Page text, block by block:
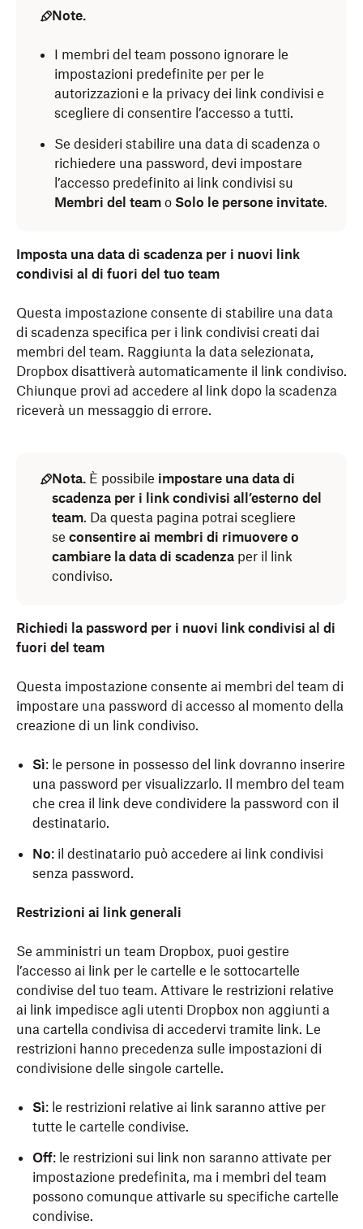
Note.
I membri del team possono ignorare le
impostazioni predefinite per per le
autorizzazioni e la privacy dei link condivisi e
scegliere di consentire l’accesso a tutti.
Se desideri stabilire una data di scadenza o
richiedere una password, devi impostare
l’accesso predefinito ai link condivisi su
Membri del team o Solo le persone invitate.
Imposta una data di scadenza per i nuovi link
condivisi al di fuori del tuo team
Questa impostazione consente di stabilire una data
di scadenza specifica per i link condivisi creati dai
membri del team. Raggiunta la data selezionata,
Dropbox disattiverà automaticamente il link condiviso.
Chiunque provi ad accedere al link dopo la scadenza
riceverà un messaggio di errore.
Nota. È possibile impostare una data di
scadenza per i link condivisi all’esterno del
team. Da questa pagina potrai scegliere
se consentire ai membri di rimuovere o
cambiare la data di scadenza per il link
condiviso.
Richiedi la password per i nuovi link condivisi al di
fuori del team
Questa impostazione consente ai membri del team di
impostare una password di accesso al momento della
creazione di un link condiviso.
Sì: le persone in possesso del link dovranno inserire
una password per visualizzarlo. Il membro del team
che crea il link deve condividere la password con il
destinatario.
No: il destinatario può accedere ai link condivisi
senza password.
Restrizioni ai link generali
Se amministri un team Dropbox, puoi gestire
l’accesso ai link per le cartelle e le sottocartelle
condivise del tuo team. Attivare le restrizioni relative
ai link impedisce agli utenti Dropbox non aggiunti a
una cartella condivisa di accedervi tramite link. Le
restrizioni hanno precedenza sulle impostazioni di
condivisione delle singole cartelle.
Sì: le restrizioni relative ai link saranno attive per
tutte le cartelle condivise.
Off: le restrizioni sui link non saranno attivate per
impostazione predefinita, ma i membri del team
possono comunque attivarle su specifiche cartelle
condivise.